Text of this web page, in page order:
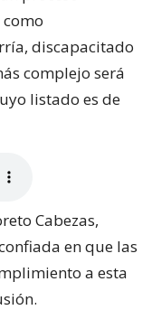
discapacitado
complejo será
listado es de
Cabezas,
en que las
a esta